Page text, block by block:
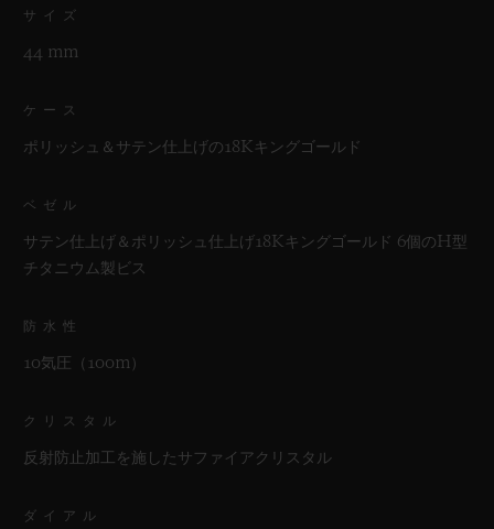
サイズ
44 mm
ケース
ポリッシュ＆サテン仕上げの18Kキングゴールド
ベゼル
サテン仕上げ＆ポリッシュ仕上げ18Kキングゴールド 6個のH型
チタニウム製ビス
防水性
10気圧（100m）
クリスタル
反射防止加工を施したサファイアクリスタル
ダイアル